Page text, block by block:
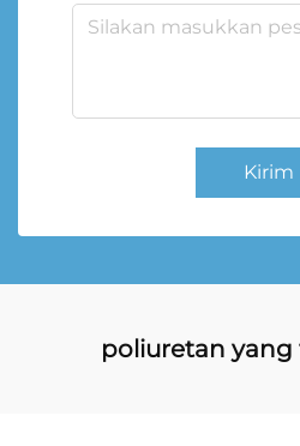
Kirim
poliuretan yang